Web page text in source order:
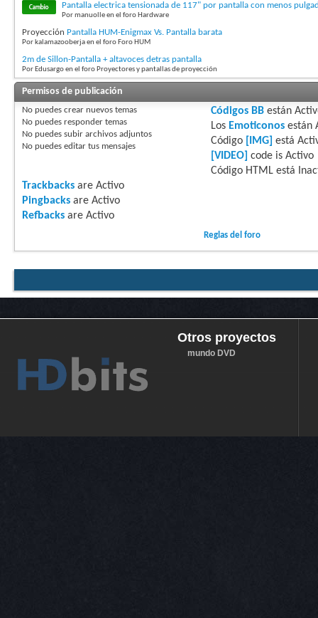
Pantalla electrica tensionada de 117" por pantalla con menos
Por manuolle en el foro Hardware
Proyección Pantalla HUM-Enigmax Vs. Pantalla barata
Por kalamazooberja en el foro Foro HUM
2m de Sillon-Pantalla + altavoces detras pantalla
Por Edusargo en el foro Proyectores y pantallas de proyección
Permisos de publicación
No puedes crear nuevos temas
No puedes responder temas
No puedes subir archivos adjuntos
No puedes editar tus mensajes
Códigos BBestán
Los Emoticonosestán
Código
[IMG] está
[VIDEO] code is Activo
Código HTML está
Trackbacks are Activo
Pingbacks are Activo
Refbacks are Activo
Reglas del foro
Otros proyectos
mundo DVD